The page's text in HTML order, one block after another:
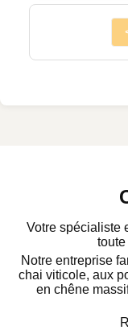
Votre spécialiste
Notre entreprise
chai viticole, aux
en chêne